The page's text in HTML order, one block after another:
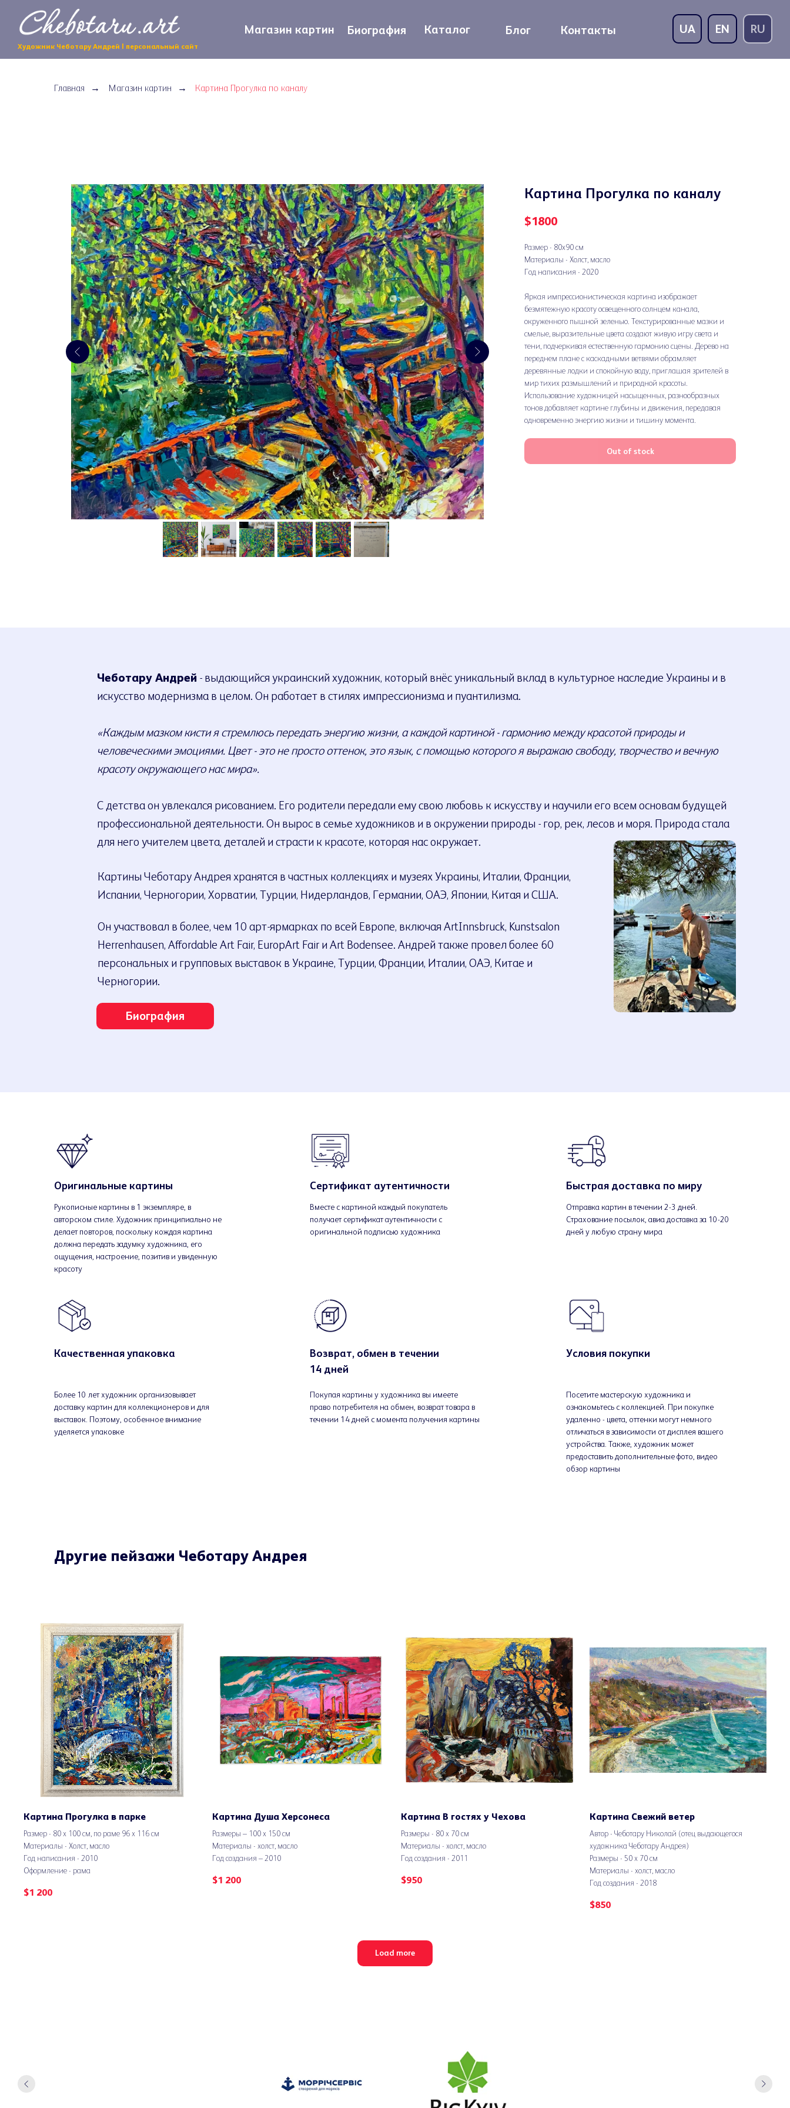
EN RU
UA
Художник Чеботару Андрей | персональный сайт
Магазин картин Биография Блог Контакты
Каталог
Главная → Магазин картин → Картина Прогулка по каналу
Картина Прогулка по каналу
$1800
Размер - 80х90 см
Материалы - Холст, масло
Год написания - 2020
Яркая импрессионистическая картина изображает
безмятежную красоту освещенного солнцем канала,
окруженного пышной зеленью. Текстурированные мазки и
смелые, выразительные цвета создают живую игру света и
тени, подчеркивая естественную гармонию сцены. Дерево на
переднем плане с каскадными ветвями обрамляет
деревянные лодки и спокойную воду, приглашая зрителей в
мир тихих размышлений и природной красоты.
Использование художницей насыщенных, разнообразных
тонов добавляет картине глубины и движения, передавая
одновременно энергию жизни и тишину момента.
Out of stock
Биография
Чеботару Андрей - выдающийся украинский художник, который внёс уникальный вклад в культурное наследие Украины и в
искусство модернизма в целом. Он работает в стилях импрессионизма и пуантилизма.
«Каждым мазком кисти я стремлюсь передать энергию жизни, а каждой картиной - гармонию между красотой природы и
человеческими эмоциями. Цвет - это не просто оттенок, это язык, с помощью которого я выражаю свободу, творчество и вечную
красоту окружающего нас мира».
С детства он увлекался рисованием. Его родители передали ему свою любовь к искусству и научили его всем основам будущей
профессиональной деятельности. Он вырос в семье художников и в окружении природы - гор, рек, лесов и моря. Природа стала
для него учителем цвета, деталей и страсти к красоте, которая нас окружает.
Картины Чеботару Андрея хранятся в частных коллекциях и музеях Украины, Италии, Франции,
Испании, Черногории, Хорватии, Турции, Нидерландов, Германии, ОАЭ, Японии, Китая и США.
Он участвовал в более, чем 10 арт-ярмарках по всей Европе, включая ArtInnsbruck, Kunstsalon
Herrenhausen, Affordable Art Fair, EuropArt Fair и Art Bodensee. Андрей также провел более 60
персональных и групповых выставок в Украине, Турции, Франции, Италии, ОАЭ, Китае и
Черногории.
Оригинальные картины Сертификат аутентичности Быстрая доставка по миру
Рукописные картины в 1 экземпляре, в
авторском стиле. Художник принципиально не
делает повторов, поскольку кождая картина
должна передать задумку художника, его
ощущения, настроение, позитив и увиденную
красоту
Вместе с картиной каждый покупатель
получает сертификат аутентичности с
оригинальной подписью художника
Отправка картин в течении 2-3 дней.
Страхование посылок, авиа доставка за 10-20
дней у любую страну мира
Качественная упаковка
Возврат, обмен в течении
14 дней
Условия покупки
Более 10 лет художник организовывает
доставку картин для коллекционеров и для
выставок. Поэтому, особенное внимание
уделяется упаковке
Покупая картины у художника вы имеете
право потребителя на обмен, возврат товара в
течении 14 дней с момента получения картины
Посетите мастерскую художника и
ознакомьтесь с коллекцией. При покупке
удаленно - цвета, оттенки могут немного
отличаться в зависимости от дисплея вашего
устройства. Также, художник может
предоставить дополнительные фото, видео
обзор картины
Другие пейзажи Чеботару Андрея
Картина Прогулка в парке
Размер - 80 х 100 см, по раме 96 х 116 см
Материалы - Холст, масло
Год написания - 2010
Оформление - рама
$1 200
Картина Душа Херсонеса
Размеры – 100 х 150 см
Материалы - холст, масло
Год создания – 2010
$1 200
Картина В гостях у Чехова
Размеры - 80 х 70 см
Материалы - холст, масло
Год создания - 2011
$950
Картина Свежий ветер
Автор - Чеботару Николай (отец выдающегося
художника Чеботару Андрея)
Размеры - 50 х 70 см
Материалы - холст, масло
Год создания - 2018
$850
Load more